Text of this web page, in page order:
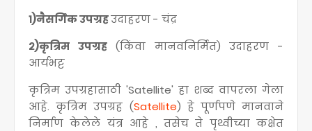
१)नैसर्गिक उपग्रहउदाहरण - चंद्र
२)कृत्रिम उपग्रह(किंवा मानवनिर्मित) उदाहरण -
आर्यभट्ट
कृत्रिम उपग्रहासाठी 'Satellite' हा शब्द वापरला गेला
आहे. कृत्रिम उपग्रह (Satellite) हे पूर्णपणे मानवाने
निर्माण केलेले यंत्र आहे , तसेच ते पृथ्वीच्या कक्षेत